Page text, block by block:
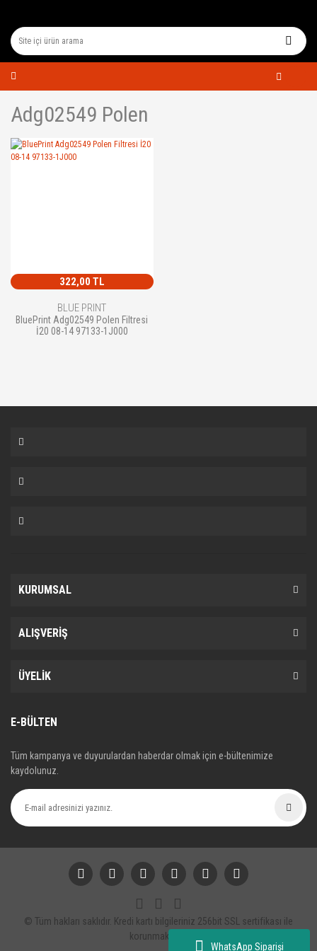
WhatsApp Siparişi
Adg02549 Polen
322,00 TL
BLUE PRINT
BluePrint Adg02549 Polen Filtresi
İ20 08-14 97133-1J000
KURUMSAL
ALIŞVERİŞ
ÜYELİK
E-BÜLTEN
Tüm kampanya ve duyurulardan haberdar olmak için e-bültenimize
kaydolunuz.
© Tüm hakları saklıdır. Kredi kartı bilgileriniz 256bit SSL sertifikası ile
korunmaktadır.